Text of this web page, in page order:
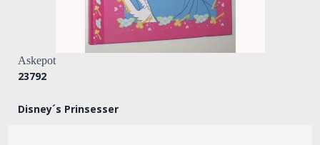
Askepot
23792
Disney´s Prinsesser